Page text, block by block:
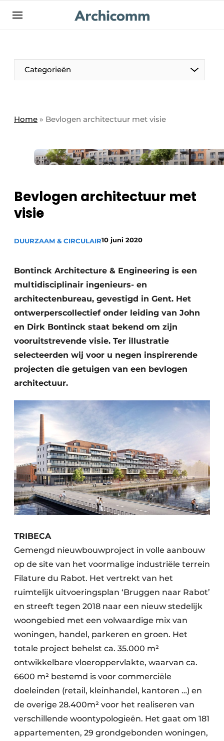
NL be-FR
Categorieën
Home » Bevlogen architectuur met visie
Bevlogen architectuur met
visie
DUURZAAM & CIRCULAIR10 juni 2020
Bontinck Architecture & Engineering is een
multidisciplinair ingenieurs- en
architectenbureau, gevestigd in Gent. Het
ontwerperscollectief onder leiding van John
en Dirk Bontinck staat bekend om zijn
vooruitstrevende visie. Ter illustratie
selecteerden wij voor u negen inspirerende
projecten die getuigen van een bevlogen
architectuur.
TRIBECA
Gemengd nieuwbouwproject in volle aanbouw
op de site van het voormalige industriële terrein
Filature du Rabot. Het vertrekt van het
ruimtelijk uitvoeringsplan ‘Bruggen naar Rabot’
en streeft tegen 2018 naar een nieuw stedelijk
woongebied met een volwaardige mix van
woningen, handel, parkeren en groen. Het
totale project behelst ca. 35.000 m²
ontwikkelbare vloeroppervlakte, waarvan ca.
6600 m² bestemd is voor commerciële
doeleinden (retail, kleinhandel, kantoren …) en
de overige 28.400m² voor het realiseren van
verschillende woontypologieën. Het gaat om 181
appartementen, 29 grondgebonden woningen,